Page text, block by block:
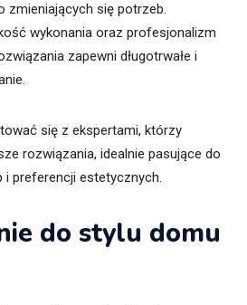
zmieniających się potrzeb.
wykonania oraz profesjonalizm
zapewni długotrwałe i
się z ekspertami, którzy
rozwiązania, idealnie pasujące do
i preferencji estetycznych.
do stylu domu